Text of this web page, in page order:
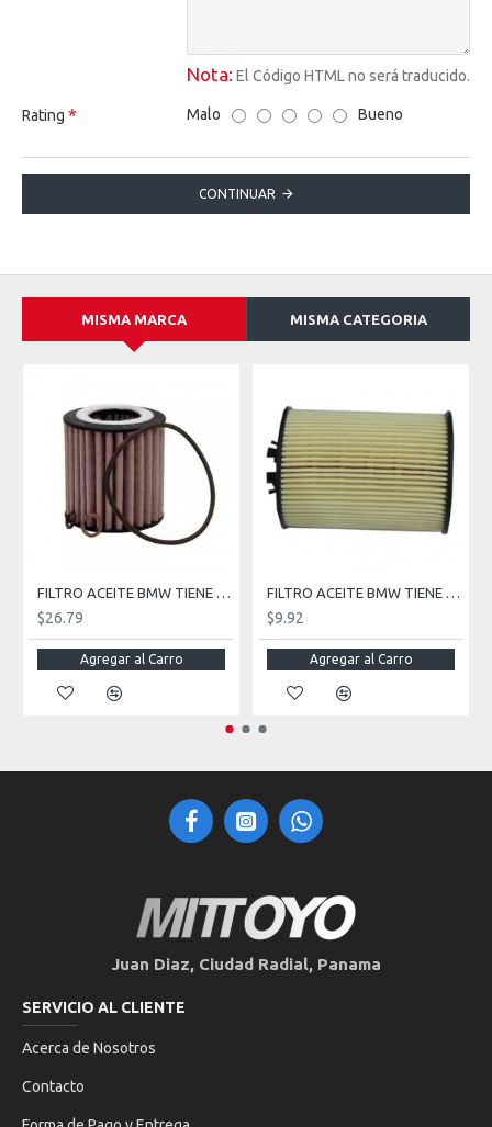
Nota: El Código HTML no será traducido.
Rating Malo Bueno
CONTINUAR
MISMA MARCA MISMA CATEGORIA
FILTRO ACEITE BMW TIENE QUE BUSCAR EN EL CATALOGO DE FRAM TIENES MUCHA APLICACIONES ELEMENTOS ID1.615 OD2.876 H3.113
$26.79
Agregar al Carro
FILTRO ACEITE BMW TIENE QUE BUSCAR EN EL CATALOGO DE FRAM TIENES MUCHA APLICACIONES IDB1.26 IDT0.36 OD2.87 H4.06
$9.92
Agregar al Carro
Juan Diaz, Ciudad Radial, Panama
SERVICIO AL CLIENTE
Acerca de Nosotros
Contacto